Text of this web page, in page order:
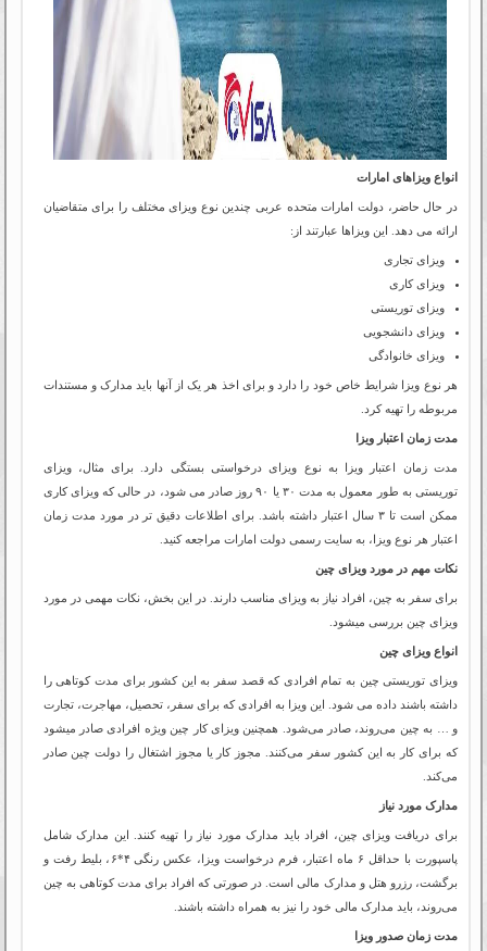
انواع ویزاهای امارات
در حال حاضر، دولت امارات متحده عربی چندین نوع ویزای مختلف را برای متقاضیان
ارائه می دهد. این ویزاها عبارتند از:
ویزای تجاری
ویزای کاری
ویزای توریستی
ویزای دانشجویی
ویزای خانوادگی
هر نوع ویزا شرایط خاص خود را دارد و برای اخذ هر یک از آنها باید مدارک و مستندات
مربوطه را تهیه کرد.
مدت زمان اعتبار ویزا
مدت زمان اعتبار ویزا به نوع ویزای درخواستی بستگی دارد. برای مثال، ویزای
توریستی به طور معمول به مدت ۳۰ یا ۹۰ روز صادر می شود، در حالی که ویزای کاری
ممکن است تا ۳ سال اعتبار داشته باشد. برای اطلاعات دقیق تر در مورد مدت زمان
اعتبار هر نوع ویزا، به سایت رسمی دولت امارات مراجعه کنید.
نکات مهم در مورد ویزای چین
برای سفر به چین، افراد نیاز به ویزای مناسب دارند. در این بخش، نکات مهمی در مورد
ویزای چین بررسی میشود.
انواع ویزای چین
ویزای توریستی چین به تمام افرادی که قصد سفر به این کشور برای مدت کوتاهی را
داشته باشند داده می شود. این ویزا به افرادی که برای سفر، تحصیل، مهاجرت، تجارت
و … به چین می‌روند، صادر می‌شود. همچنین ویزای کار چین ویژه افرادی صادر میشود
که برای کار به این کشور سفر می‌کنند. مجوز کار یا مجوز اشتغال را دولت چین صادر
می‌کند.
مدارک مورد نیاز
برای دریافت ویزای چین، افراد باید مدارک مورد نیاز را تهیه کنند. این مدارک شامل
پاسپورت با حداقل ۶ ماه اعتبار، فرم درخواست ویزا، عکس رنگی ۴*۶، بلیط رفت و
برگشت، رزرو هتل و مدارک مالی است. در صورتی که افراد برای مدت کوتاهی به چین
می‌روند، باید مدارک مالی خود را نیز به همراه داشته باشند.
مدت زمان صدور ویزا